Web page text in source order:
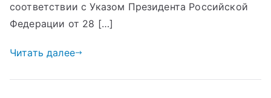
соответствии с Указом Президента Российской
Федерации от 28 […]
Читать далее